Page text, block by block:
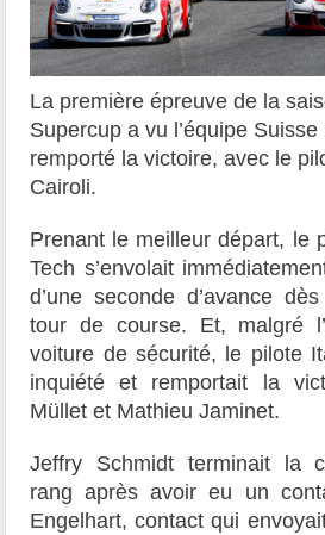
La première épreuve de la
Supercup a vu l’équipe
remporté la victoire, avec le
Cairoli.
Prenant le meilleur départ, le
Tech s’envolait
d’une seconde d’avance
tour de course. Et, malgré
voiture de sécurité, le pilote
inquiété et remportait la
Müllet et Mathieu Jaminet.
Jeffry Schmidt terminait la
rang après avoir eu un
Engelhart, contact qui